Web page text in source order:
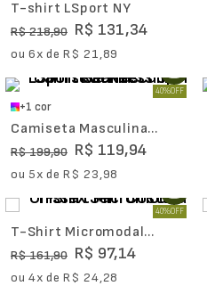
T-shirt LSport NY
R$218,90 R$ 131,34
ou6x deR$ 21,89
40%OFF
+1 cor
Camiseta Masculina
LSport Seamless Spin
R$199,90 R$ 119,94
ou 5x deR$ 23,98
40%OFF
T-Shirt Micromodal
Unissex Sem Costura
R$161,90 R$ 97,14
ou4x deR$ 24,28